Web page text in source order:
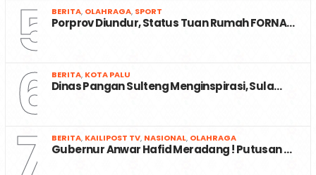
5 BERITA, OLAHRAGA, SPORT
Porprov Diundur, Status Tuan Rumah FORNA…
6 BERITA, KOTA PALU
Dinas Pangan Sulteng Menginspirasi, Sula…
7 BERITA, KAILIPOST TV, NASIONAL, OLAHRAGA
Gubernur Anwar Hafid Meradang ! Putusan …